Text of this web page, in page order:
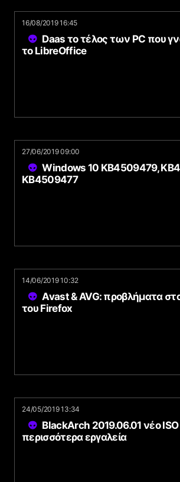
16/08/2019 16:45
Daas το τέλος των PC που
το LibreOffice
27/06/2019 09:00
Windows 10 KB4509479,
KB4509477
14/06/2019 10:32
Avast & AVG: προβλήματα
του Firefox
24/05/2019 13:34
BlackArch 2019.06.01 νέο
περισσότερα εργαλεία